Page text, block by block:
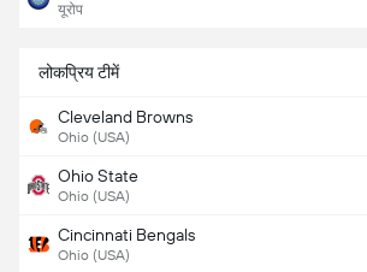
यूरोप
लोकप्रिय टीमें
Cleveland Browns
Ohio (USA)
Ohio State
Ohio (USA)
Cincinnati Bengals
Ohio (USA)